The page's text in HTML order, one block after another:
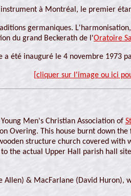
à Montréal, le premier
germaniques.
du grand Beckerath de l'Oratoire
été inauguré le 4 novembre 1973
[cliquer sur l'image ou ici
Men's Christian Association of
Overing. This house burnt down
structure church covered
the actual Upper Hall parish hall
Allen) & MacFarlane (David